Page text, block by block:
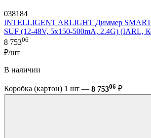
038184
INTELLIGENT ARLIGHT Диммер
SUF (12-48V, 5x150-500mA, 2.4G) (IARL,
8 75306
₽/шт
В наличии
Коробка (картон) 1 шт — 8 75306 ₽